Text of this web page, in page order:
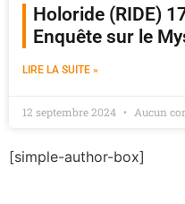
Holoride (RIDE)
Enquête sur le
LIRE LA SUITE »
12 septembre 2024 Aucun
[simple-author-box]